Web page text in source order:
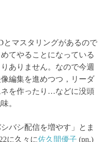
マスタリングがあるので
てやることになっている
ありません。なので今週
編集を進めつつ，リーダ
を作ったり…などに没頭
。
バシ配信を増やす」とま
に久々に佐久間優子 (pn.)